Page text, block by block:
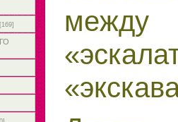
[169]